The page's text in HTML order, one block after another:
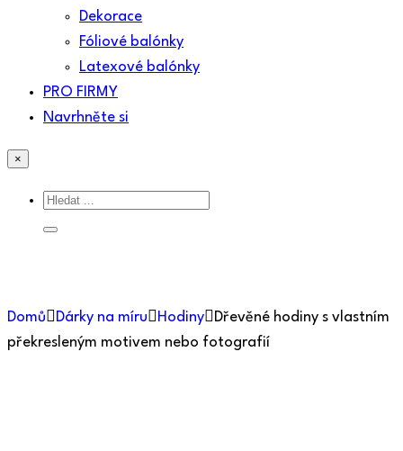
Dekorace
Fóliové balónky
Latexové balónky
PRO FIRMY
Navrhněte si
×
Domů Dárky na míru Hodiny
Dřevěné hodiny s vlastním
překresleným motivem nebo fotografií